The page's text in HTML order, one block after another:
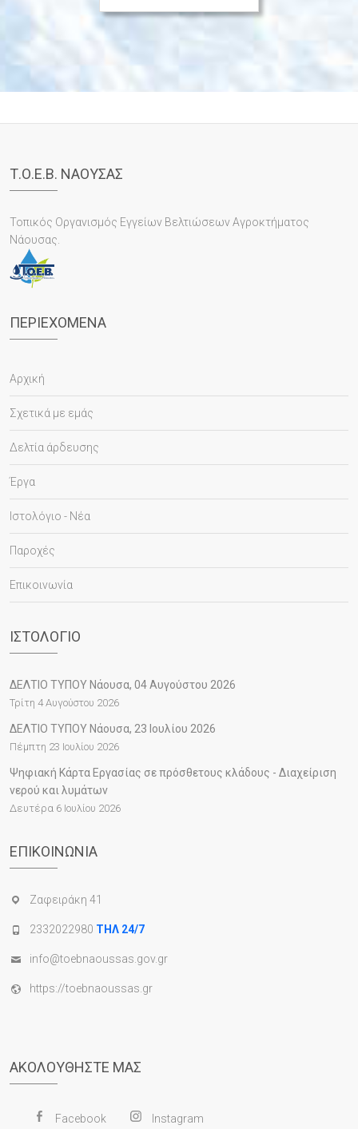
Τ.Ο.Ε.Β. ΝΑΟΥΣΑΣ
Τοπικός Οργανισμός Εγγείων Βελτιώσεων Αγροκτήματος
Νάουσας.
ΠΕΡΙΕΧΌΜΕΝΑ
Αρχική
Σχετικά με εμάς
Δελτία άρδευσης
Έργα
Ιστολόγιο - Νέα
Παροχές
Επικοινωνία
ΙΣΤΟΛΌΓΙΟ
ΔΕΛΤΙΟ ΤΥΠΟΥ Νάουσα, 04 Αυγούστου 2026
Τρίτη 4 Αυγούστου 2026
ΔΕΛΤΙΟ ΤΥΠΟΥ Νάουσα, 23 Ιουλίου 2026
Πέμπτη 23 Ιουλίου 2026
Ψηφιακή Κάρτα Εργασίας σε πρόσθετους κλάδους - Διαχείριση
νερού και λυμάτων
Δευτέρα 6 Ιουλίου 2026
ΕΠΙΚΟΙΝΩΝΊΑ
Ζαφειράκη 41
2332022980 ΤΗΛ 24/7
info@toebnaoussas.gov.gr
https://toebnaoussas.gr
ΑΚΟΛΟΥΘΉΣΤΕ ΜΑΣ
Facebook Instagram